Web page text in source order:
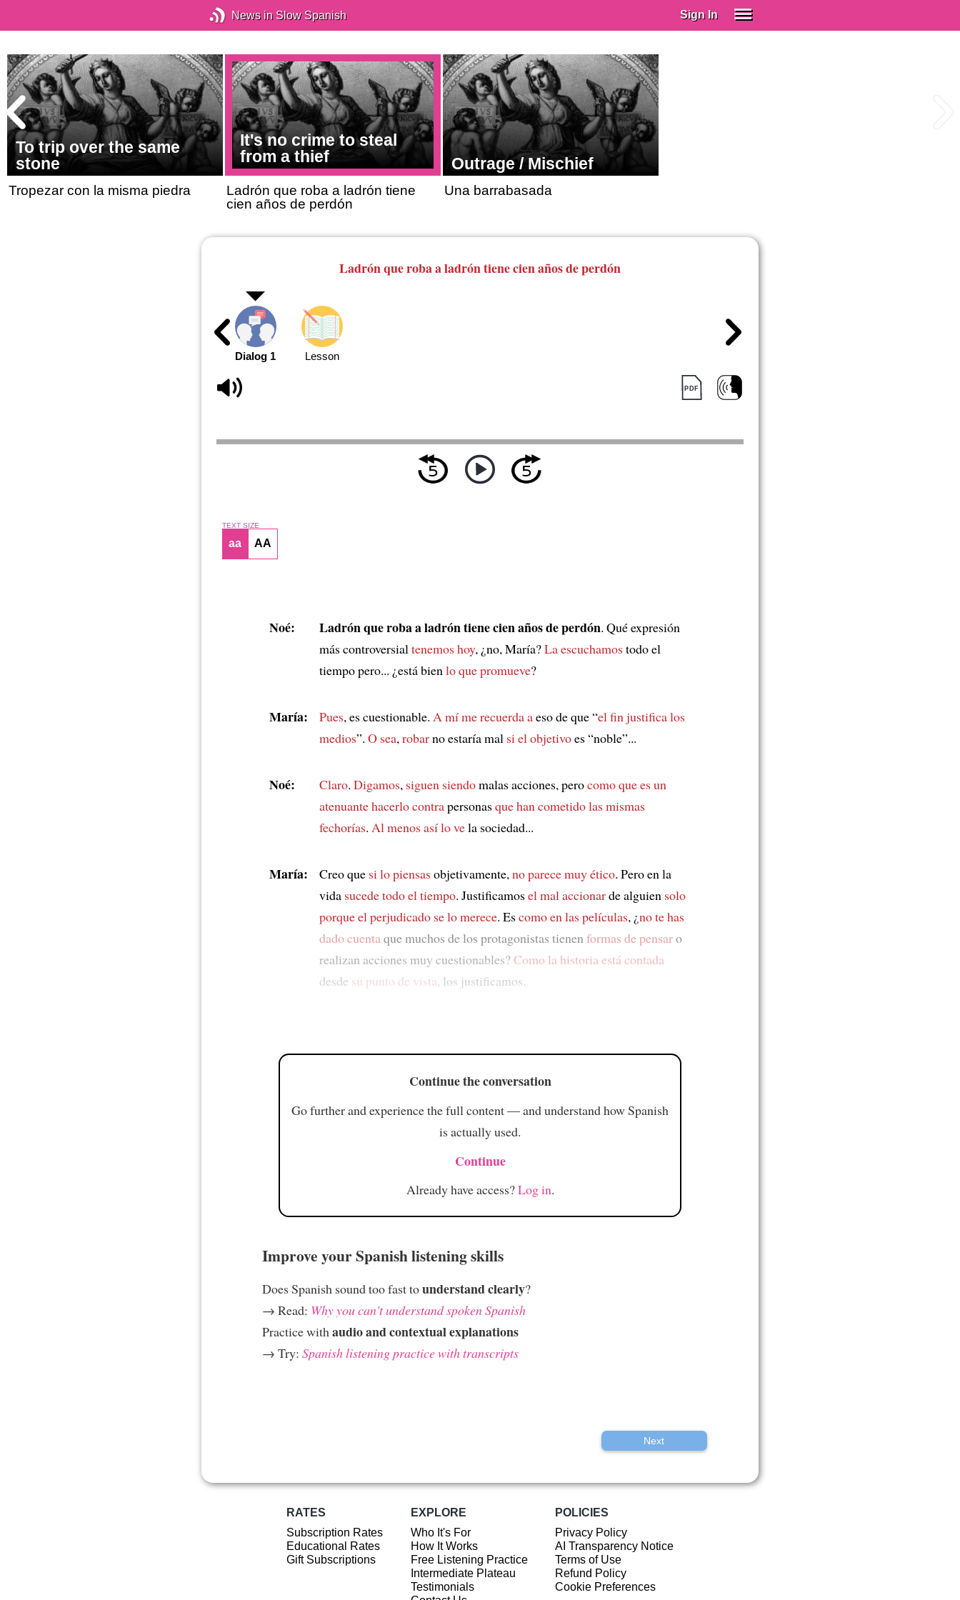
News in Slow Spanish Sign In
To trip over the same
stone
Tropezar con la misma piedra
It's no crime to steal
from a thief
Ladrón que roba a ladrón tiene
cien años de perdón
Outrage / Mischief
Una barrabasada
Ladrón que roba a ladrón tiene cien años de perdón
Dialog 1 Lesson
TEXT SIZE
aa AA
Noé: Ladrón que roba a ladrón tiene cien años de perdón. Qué expresión
más controversial tenemos hoy, ¿no, María?La escuchamostodo el
tiempo pero... ¿está bien lo que promueve?
María: Pues, es cuestionable. A mí me recuerda aeso de que “el fin justifica los
medios”. O sea, robarno estaría mal si el objetivoes “noble”...
Noé: Claro. Digamos, siguen siendomalas acciones, perocomo que es un
atenuantehacerlo contrapersonasque han cometidolas mismas
fechorías. Al menosasí lo vela sociedad...
María: Creo que si lo piensasobjetivamente, no parece muy ético. Pero en la
vida sucede todo el tiempo. Justificamosel mal accionarde alguien solo
porqueel perjudicado se lo merece. Escomo en las películas, ¿no te has
dado cuenta que muchos de los protagonistas tienen formas de pensaro
realizan acciones muy cuestionables?Como la historia está contada
desde su punto de vista, los justificamos.
Continue the conversation
Go further and experience the full content — and understand how Spanish
is actually used.
Continue
Already have access?Log in.
Improve your Spanish listening skills
Does Spanish sound too fast tounderstand clearly?
→ Read: Why you can't understand spoken Spanish
Practice with audio and contextual explanations
→ Try: Spanish listening practice with transcripts
Next
RATES
Subscription Rates
Educational Rates
Gift Subscriptions
EXPLORE
Who It's For
How It Works
Free Listening Practice
Intermediate Plateau
Testimonials
POLICIES
Privacy Policy
AI Transparency Notice
Terms of Use
Refund Policy
Cookie Preferences